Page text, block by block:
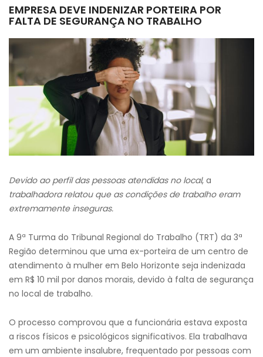
EMPRESA DEVE INDENIZAR PORTEIRA POR
FALTA DE SEGURANÇA NO TRABALHO
Devido ao perfil das pessoas atendidas no local, a
trabalhadora relatou que as condições de trabalho eram
extremamente inseguras.
A 9ª Turma do Tribunal Regional do Trabalho (TRT) da 3ª
Região determinou que uma ex-porteira de um centro de
atendimento à mulher em Belo Horizonte seja indenizada
em R$ 10 mil por danos morais, devido à falta de segurança
no local de trabalho.
O processo comprovou que a funcionária estava exposta
a riscos físicos e psicológicos significativos. Ela trabalhava
em um ambiente insalubre, frequentado por pessoas com